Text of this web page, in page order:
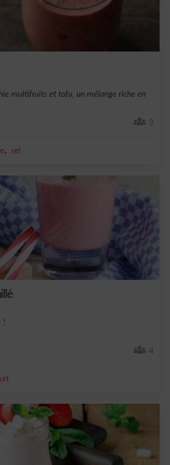
multifruits et tofu, un mélange riche en
3
, sel
!
4